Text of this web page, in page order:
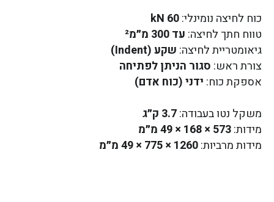
כוח לחיצה נומינלי:60 kN
טווח חתך לחיצה: עד 300 מ״מ²
גיאומטריית לחיצה: שקע (Indent)
צורת ראש: סגור הניתן לפתיחה
אספקת כוח: ידני (כוח אדם)
משקל נטו בעבודה:3.7 ק״ג
מידות:573 × 168 × 49 מ״מ
מידות מרביות:1260 × 775 × 49 מ״מ